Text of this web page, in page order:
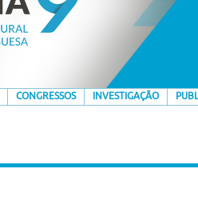
CONGRESSOS INVESTIGAÇÃO